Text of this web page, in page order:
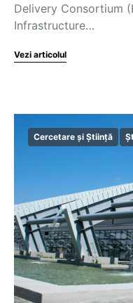
Delivery Consortium
Infrastructure…
Vezi articolul
Cercetare și Știință